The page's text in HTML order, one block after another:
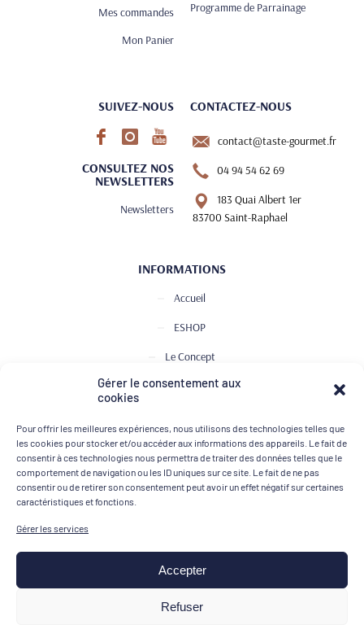
Gérer le consentement aux
cookies
Pour offrir les meilleures expériences, nous utilisons des technologies telles que
les cookies pour stocker et/ou accéder aux informations des appareils. Le fait de
consentir à ces technologies nous permettra de traiter des données telles que le
comportement de navigation ou les ID uniques sur ce site. Le fait de ne pas
consentir ou de retirer son consentement peut avoir un effet négatif sur certaines
caractéristiques et fonctions.
Gérer les services
Accepter
Refuser
Mes commandes
Mon Panier
Programme de Parrainage
SUIVEZ-NOUS
CONSULTEZ NOS
NEWSLETTERS
Newsletters
CONTACTEZ-NOUS
contact@taste-gourmet.fr
04 94 54 62 69
183 Quai Albert 1er
83700 Saint-Raphael
INFORMATIONS
Accueil
ESHOP
Le Concept
Club de Dégustation
Contact
MOYENS DE PAIEMENT
Mentions légales